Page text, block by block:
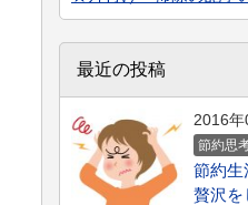
最近の投稿
2016年
節約思
節約生
贅沢を